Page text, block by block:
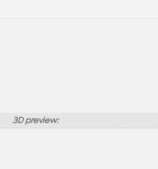
3D preview: